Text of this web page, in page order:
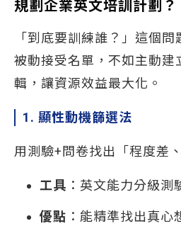
規劃企業英文培訓計劃？
「到底要訓練誰？」這個
被動接受名單，不如主動建
輯，讓資源效益最大化。
1. 顯性動機篩選法
用測驗+問卷找出「程度差
工具 ：英文能力分級測
優點 ：能精準找出真